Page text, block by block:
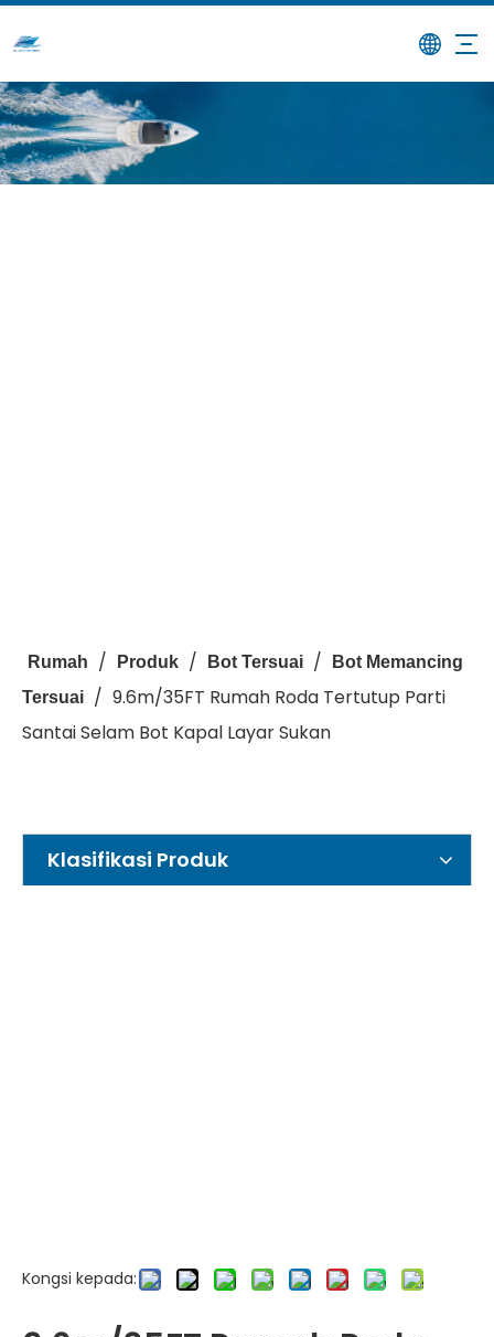
Rumah / Produk / Bot Tersuai /
Bot Memancing
Tersuai / 9.6m/35FT Rumah Roda Tertutup Parti
Santai Selam Bot Kapal Layar Sukan
Klasifikasi Produk
Kongsi kepada: